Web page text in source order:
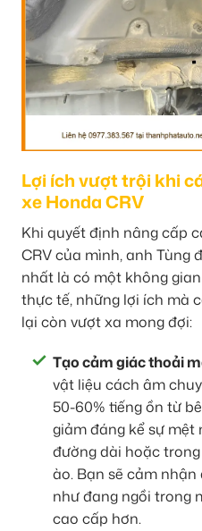
Lợi ích vượt trội khi
xe Honda CRV
Khi quyết định nâng cấp
CRV của mình, anh Tùng
nhất là có một không
thực tế, những lợi ích mà
lại còn vượt xa mong đợi:
Tạo cảm giác thoải
vật liệu cách âm
50-60% tiếng ồn từ
giảm đáng kể sự mệt
đường dài hoặc
ào. Bạn sẽ cảm
như đang ngồi trong
cao cấp hơn.